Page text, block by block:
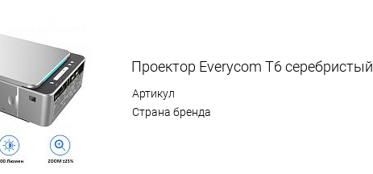
Проектор Everycom T6 серебристый
Артикул
Страна бренда